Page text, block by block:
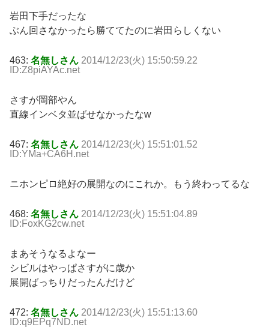
岩田下手だったな
ぶん回さなかったら勝ててたのに岩田らしくない
463: 名無しさん 2014/12/23(火) 15:50:59.22
ID:Z8piAYAc.net
さすが岡部やん
直線インベタ並ばせなかったなw
467: 名無しさん 2014/12/23(火) 15:51:01.52
ID:YMa+CA6H.net
ニホンピロ絶好の展開なのにこれか。もう終わってるな
468: 名無しさん 2014/12/23(火) 15:51:04.89
ID:FoxKG2cw.net
まあそうなるよなー
シビルはやっぱさすがに歳か
展開ばっちりだったんだけど
472: 名無しさん 2014/12/23(火) 15:51:13.60
ID:q9EPq7ND.net